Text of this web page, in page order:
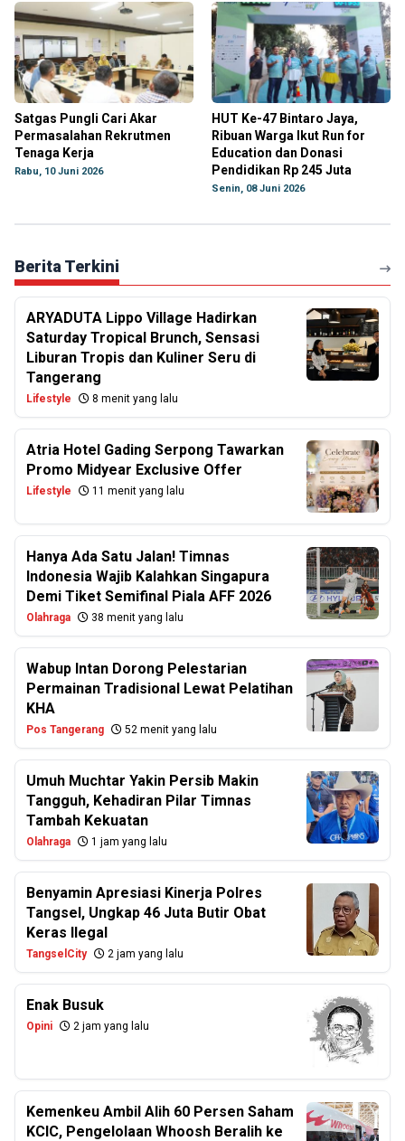
Satgas Pungli Cari Akar
Permasalahan Rekrutmen
Tenaga Kerja
Rabu, 10 Juni 2026
HUT Ke-47 Bintaro Jaya,
Ribuan Warga Ikut Run for
Education dan Donasi
Pendidikan Rp 245 Juta
Senin, 08 Juni 2026
Berita Terkini
ARYADUTA Lippo Village Hadirkan
Saturday Tropical Brunch, Sensasi
Liburan Tropis dan Kuliner Seru di
Tangerang
Lifestyle 8 menit yang lalu
Atria Hotel Gading Serpong Tawarkan
Promo Midyear Exclusive Offer
Lifestyle 11 menit yang lalu
Hanya Ada Satu Jalan! Timnas
Indonesia Wajib Kalahkan Singapura
Demi Tiket Semifinal Piala AFF 2026
Olahraga 38 menit yang lalu
Wabup Intan Dorong Pelestarian
Permainan Tradisional Lewat Pelatihan
KHA
Pos Tangerang 52 menit yang lalu
Umuh Muchtar Yakin Persib Makin
Tangguh, Kehadiran Pilar Timnas
Tambah Kekuatan
Olahraga 1 jam yang lalu
Benyamin Apresiasi Kinerja Polres
Tangsel, Ungkap 46 Juta Butir Obat
Keras Ilegal
TangselCity 2 jam yang lalu
Enak Busuk
Opini 2 jam yang lalu
Kemenkeu Ambil Alih 60 Persen Saham
KCIC, Pengelolaan Whoosh Beralih ke